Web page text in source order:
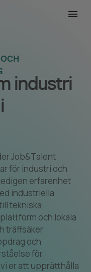
industri
Job&Talent
för industri och
erfarenhet
industriella
tekniska
och lokala
träffsäker
och
för
er att upprätthålla